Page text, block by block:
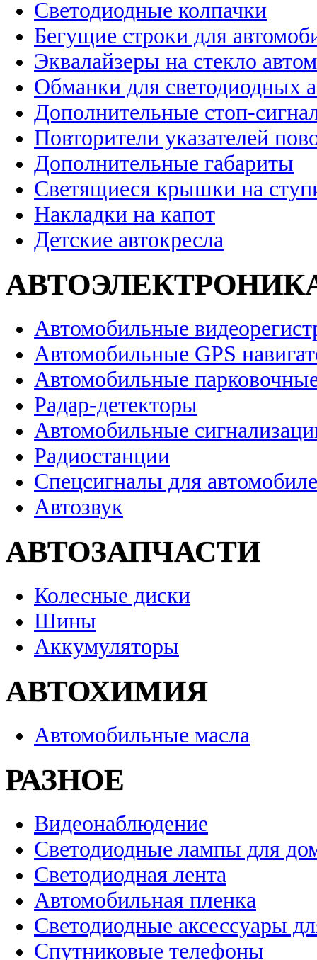
Светодиодные колпачки
Бегущие строки для
Эквалайзеры на стекло
Обманки для светодиодных
Дополнительные стоп-
Повторители указателей
Дополнительные габариты
Светящиеся крышки на
Накладки на капот
Детские автокресла
Автомобильные
Автомобильные GPS
Автомобильные
Радар-детекторы
Автомобильные
Радиостанции
Спецсигналы для
Автозвук
АВТОЗАПЧАСТИ
Колесные диски
Шины
Аккумуляторы
АВТОХИМИЯ
Автомобильные масла
РАЗНОЕ
Видеонаблюдение
Светодиодные лампы для
Светодиодная лента
Автомобильная пленка
Светодиодные аксессуары
Спутниковые телефоны